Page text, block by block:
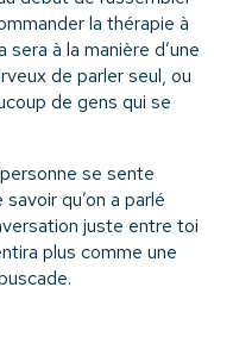
la thérapie à
à la manière d’une
de parler seul, ou
de gens qui se
se sente
qu’on a parlé
juste entre toi
plus comme une